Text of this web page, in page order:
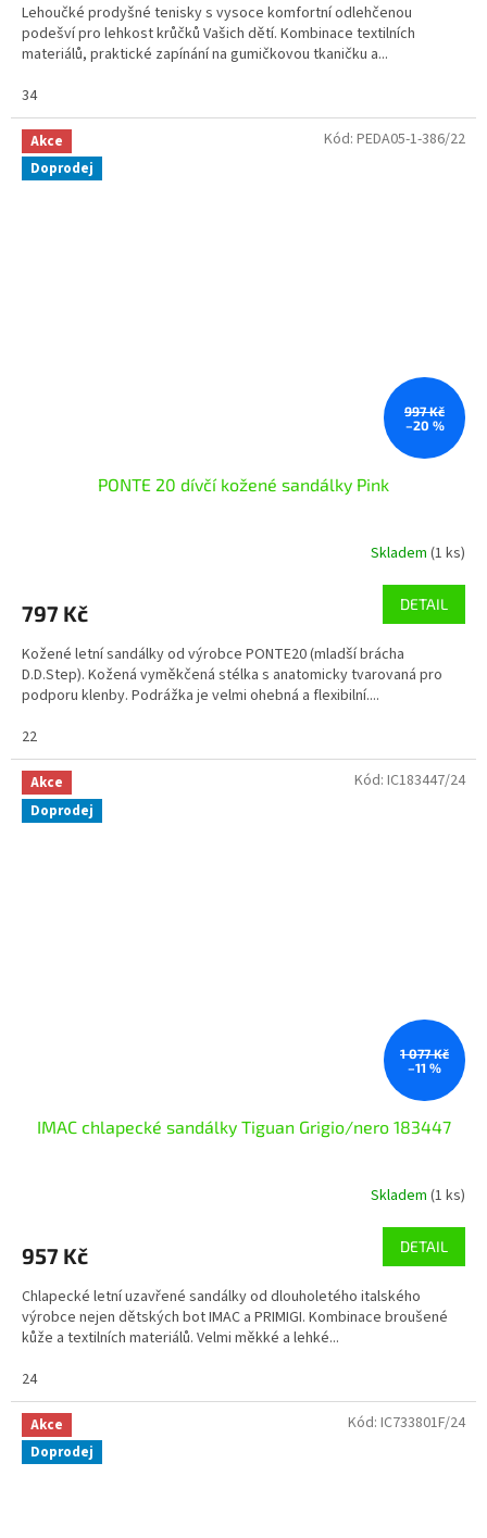
Lehoučké prodyšné tenisky s vysoce komfortní odlehčenou
podešví pro lehkost krůčků Vašich dětí. Kombinace textilních
materiálů, praktické zapínání na gumičkovou tkaničku a...
34
Akce
Doprodej
997 Kč
–20 %
PONTE 20 dívčí kožené sandálky Pink
Skladem (1 ks)
797 Kč DETAIL
Kožené letní sandálky od výrobce PONTE20 (mladší brácha
D.D.Step). Kožená vyměkčená stélka s anatomicky tvarovaná pro
podporu klenby. Podrážka je velmi ohebná a flexibilní....
22
Kód: PEDA05-1-386/22
Akce
Doprodej
1 077 Kč
–11 %
IMAC chlapecké sandálky Tiguan Grigio/nero 183447
Skladem (1 ks)
957 Kč DETAIL
Chlapecké letní uzavřené sandálky od dlouholetého italského
výrobce nejen dětských bot IMAC a PRIMIGI. Kombinace broušené
kůže a textilních materiálů. Velmi měkké a lehké...
24
Kód: IC183447/24
Akce
Doprodej
Kód: IC733801F/24